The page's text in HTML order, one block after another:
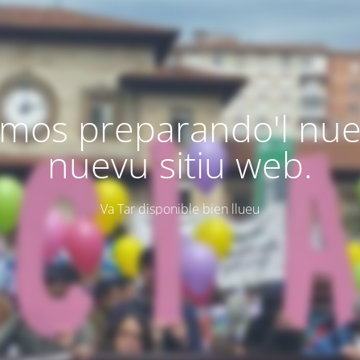
preparando'l
nuevu sitiu web.
Va Tar disponible bien llueu